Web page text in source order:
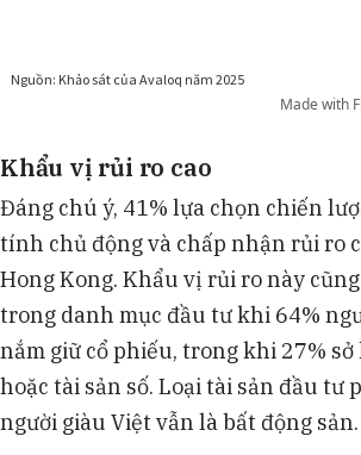
Khẩu vị rủi ro cao
Đáng chú ý, 41% lựa chọn chiến
tính chủ động và chấp nhận rủi ro
Hong Kong. Khẩu vị rủi ro này
trong danh mục đầu tư khi 64%
nắm giữ cổ phiếu, trong khi 27%
hoặc tài sản số. Loại tài sản đầu tư
người giàu Việt vẫn là bất động sản.